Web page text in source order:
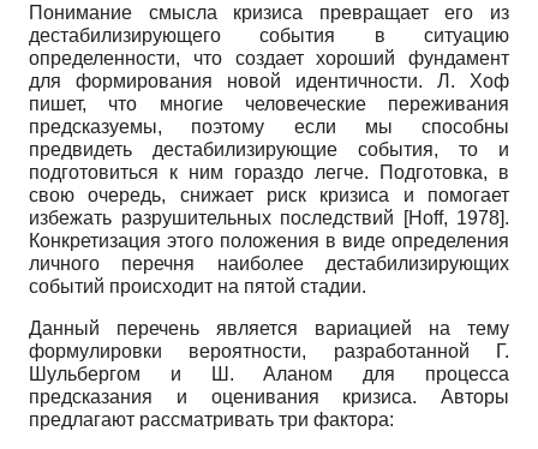
Понимание смысла кризиса превращает его из
дестабилизирующего события в ситуацию
определенности, что создает хороший фундамент
для формирования новой идентичности. Л. Хоф
пишет, что многие человеческие переживания
предсказуемы, поэтому если мы способны
предвидеть дестабилизирующие события, то и
подготовиться к ним гораздо легче. Подготовка, в
свою очередь, снижает риск кризиса и помогает
избежать разрушительных последствий
[Hoff, 1978].
Конкретизация этого положения в виде определения
личного перечня наиболее дестабилизирующих
событий происходит на пятой стадии.
Данный перечень является вариацией на тему
формулировки вероятности, разработанной Г.
Шульбергом и Ш. Аланом для процесса
предсказания и оценивания кризиса. Авторы
предлагают рассматривать три фактора: